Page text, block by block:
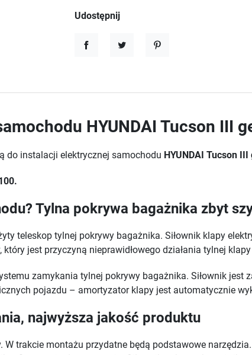
Udostępnij
HYUNDAI Tucson III
do instalacji elektrycznej samochodu HYUNDAI Tucson III
Tylna pokrywa bagażnika zbyt
teleskop tylnej pokrywy bagażnika. Siłownik klapy
jest przyczyną nieprawidłowego działania tylnej
zamykania tylnej pokrywy bagażnika. Siłownik
pojazdu – amortyzator klapy jest automatycznie
najwyższa jakość produktu
trakcie montażu przydatne będą podstawowe